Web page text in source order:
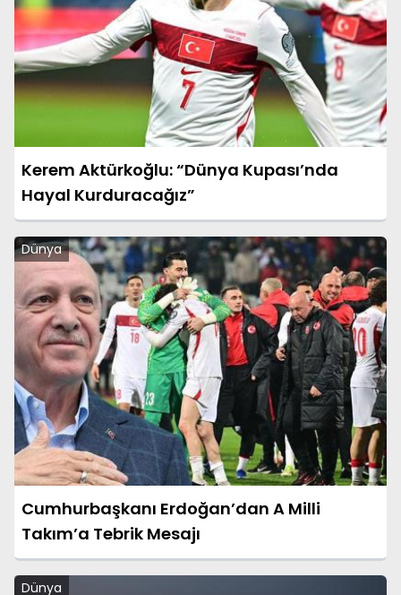
Kerem Aktürkoğlu: “Dünya Kupası’nda
Hayal Kurduracağız”
Dünya
Cumhurbaşkanı Erdoğan’dan A Milli
Takım’a Tebrik Mesajı
Dünya